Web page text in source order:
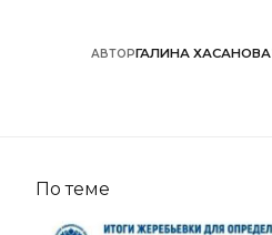
АВТОРГАЛИНА ХАСАНОВА
По теме